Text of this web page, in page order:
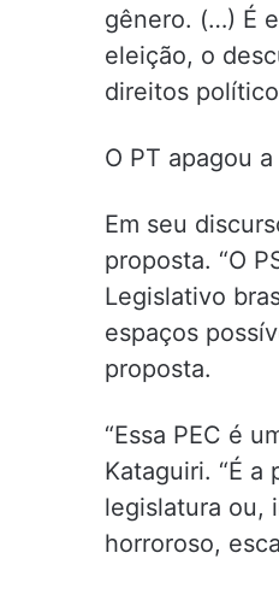
gênero. (…) É
eleição, o
direitos
O PT apagou
Em seu
proposta. “O
Legislativo
espaços
proposta.
“Essa PEC é
Kataguiri. “É
legislatura ou,
horroroso,